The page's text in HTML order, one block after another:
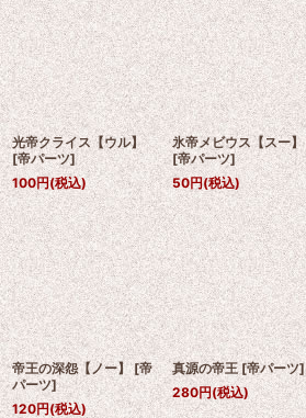
光帝クライス【ウル】
[帝パーツ]
100円(税込)
氷帝メビウス【スー】
[帝パーツ]
50円(税込)
帝王の深怨【ノー】 [帝
パーツ]
120円(税込)
真源の帝王 [帝パーツ]
280円(税込)